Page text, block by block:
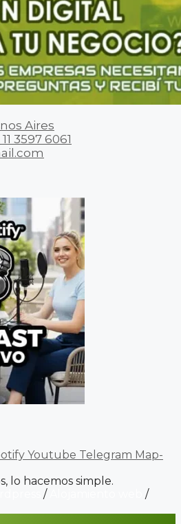
Aires
3597 6061
Youtube Telegram Map-
lo hacemos simple.
/
/